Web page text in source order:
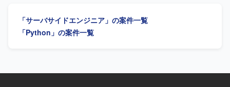
TypeScript（React）を使用します。ソースコード管理には
GitLab、コミュニケーションにはTeamsを使用します。
「サーバサイドエンジニア」の案件一覧
「Python」の案件一覧